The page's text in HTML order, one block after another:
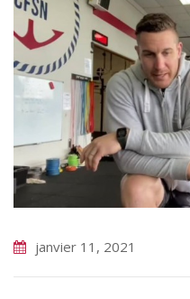
janvier 11, 2021